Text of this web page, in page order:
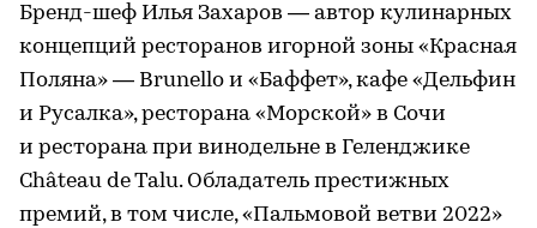
Бренд-шеф Илья Захаров — автор кулинарных
концепций ресторанов игорной зоны «Красная
Поляна» — Brunello и «Баффет», кафе «Дельфин
и Русалка», ресторана «Морской» в Сочи
и ресторана при винодельне в Геленджике
Château de Talu. Обладатель престижных
премий, в том числе, «Пальмовой ветви 2022»